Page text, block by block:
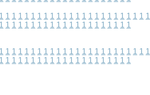
1 1 1 1 1 1 1 1 1 1 1 1 1 1 1 1 1 1 1 1 1 1 1 1
1 1 1 1 1 1 1 1 1 1 1 1 1 1 1 1 1 1 1 1 1
1 1 1 1 1 1 1 1 1 1 1 1 1 1 1 1 1 1 1 1 1 1 1 1
1 1 1 1 1 1 1 1 1 1 1 1 1 1 1 1 1 1 1 1 1